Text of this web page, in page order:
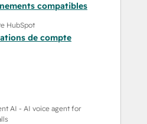
compatibles
HubSpot
de compte
AI - AI voice agent for